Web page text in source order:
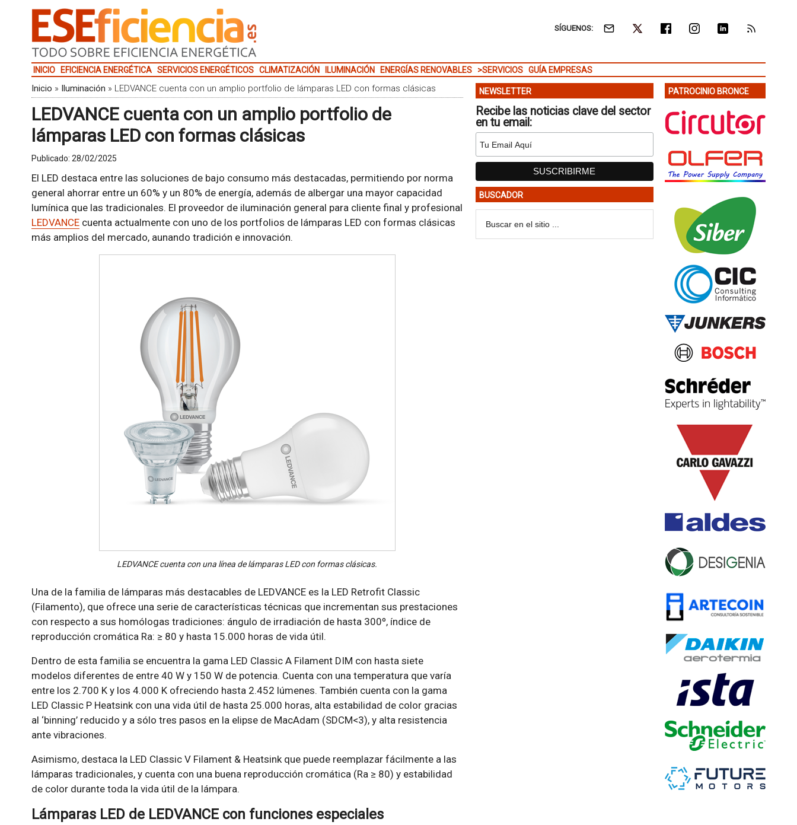
SÍGUENOS:
INICIO EFICIENCIA ENERGÉTICA SERVICIOS ENERGÉTICOS CLIMATIZACIÓN ILUMINACIÓN ENERGÍAS RENOVABLES >SERVICIOS GUÍA EMPRESAS
Inicio » Iluminación » LEDVANCE cuenta con un amplio portfolio de lámparas LED con formas clásicas
LEDVANCE cuenta con un amplio portfolio de
lámparas LED con formas clásicas
Publicado: 28/02/2025
El LED destaca entre las soluciones de bajo consumo más destacadas, permitiendo por norma
general ahorrar entre un 60% y un 80% de energía, además de albergar una mayor capacidad
lumínica que las tradicionales. El proveedor de iluminación general para cliente final y profesional
LEDVANCEcuenta actualmente con uno de los portfolios de lámparas LED con formas clásicas
más amplios del mercado, aunando tradición e innovación.
LEDVANCE cuenta con una línea de lámparas LED con formas clásicas.
Una de la familia de lámparas más destacables de LEDVANCE es la LED Retrofit Classic
(Filamento), que ofrece una serie de características técnicas que incrementan sus prestaciones
con respecto a sus homólogas tradiciones: ángulo de irradiación de hasta 300º, índice de
reproducción cromática Ra: ≥ 80 y hasta 15.000 horas de vida útil.
Dentro de esta familia se encuentra la gama LED Classic A Filament DIM con hasta siete
modelos diferentes de entre 40 W y 150 W de potencia. Cuenta con una temperatura que varía
entre los 2.700 K y los 4.000 K ofreciendo hasta 2.452 lúmenes. También cuenta con la gama
LED Classic P Heatsink con una vida útil de hasta 25.000 horas, alta estabilidad de color gracias
al ‘binning’ reducido y a sólo tres pasos en la elipse de MacAdam (SDCM<3), y alta resistencia
ante vibraciones.
Asimismo, destaca la LED Classic V Filament & Heatsink que puede reemplazar fácilmente a las
lámparas tradicionales, y cuenta con una buena reproducción cromática (Ra ≥ 80) y estabilidad
de color durante toda la vida útil de la lámpara.
Lámparas LED de LEDVANCE con funciones especiales
NEWSLETTER
Recibe las noticias clave del sector
en tu email:
BUSCADOR
PATROCINIO BRONCE